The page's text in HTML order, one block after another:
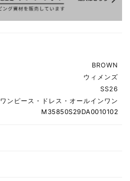
BROWN
ウィメンズ
SS26
ワンピース・ドレス・オールインワン
M35850S29DA0010102